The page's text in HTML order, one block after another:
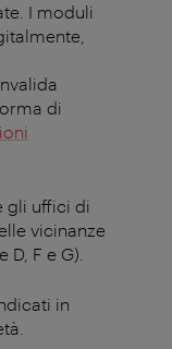
I moduli
di
gli uffici di
vicinanze
F e G).
in